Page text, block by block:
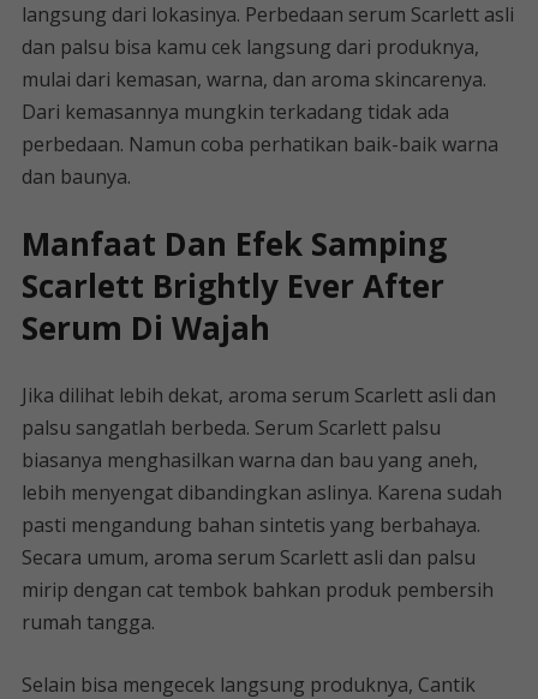
langsung dari lokasinya. Perbedaan serum Scarlett asli
dan palsu bisa kamu cek langsung dari produknya,
mulai dari kemasan, warna, dan aroma skincarenya.
Dari kemasannya mungkin terkadang tidak ada
perbedaan. Namun coba perhatikan baik-baik warna
dan baunya.
Manfaat Dan Efek Samping
Scarlett Brightly Ever After
Serum Di Wajah
Jika dilihat lebih dekat, aroma serum Scarlett asli dan
palsu sangatlah berbeda. Serum Scarlett palsu
biasanya menghasilkan warna dan bau yang aneh,
lebih menyengat dibandingkan aslinya. Karena sudah
pasti mengandung bahan sintetis yang berbahaya.
Secara umum, aroma serum Scarlett asli dan palsu
mirip dengan cat tembok bahkan produk pembersih
rumah tangga.
Selain bisa mengecek langsung produknya, Cantik